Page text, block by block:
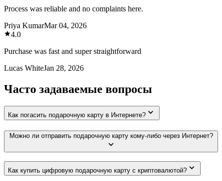
Process was reliable and no complaints here.
Priya KumarMar 04, 2026
4.0
Purchase was fast and super straightforward
Lucas WhiteJan 28, 2026
Часто задаваемые вопросы
Как погасить подарочную карту в Интернете?
Можно ли отправить подарочную карту кому-либо через Интернет?
Как купить цифровую подарочную карту с криптовалютой?